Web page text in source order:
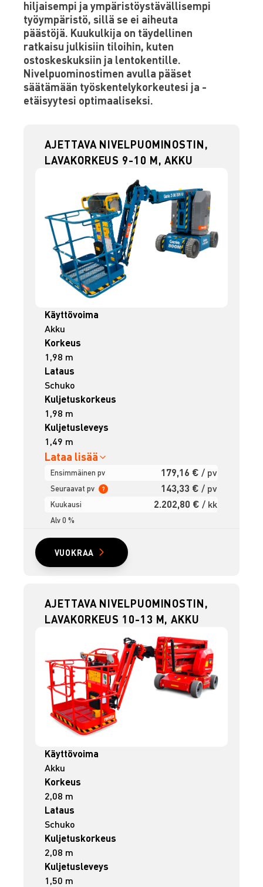
hiljaisempi ja ympäristöystävällisempi
työympäristö, sillä se ei aiheuta
päästöjä. Kuukulkija on täydellinen
ratkaisu julkisiin tiloihin, kuten
ostoskeskuksiin ja lentokentille.
Nivelpuominostimen avulla pääset
säätämään työskentelykorkeutesi ja -
etäisyytesi optimaaliseksi.
AJETTAVA NIVELPUOMINOSTIN,
LAVAKORKEUS 9-10 M, AKKU
Käyttövoima
Akku
Korkeus
1,98 m
Lataus
Schuko
Kuljetuskorkeus
1,98 m
Kuljetusleveys
1,49 m
Lataa lisää
Ensimmäinen pv 179,16 € / pv
Seuraavat pv ? 143,33 € / pv
Kuukausi 2.202,80 € / kk
Alv 0 %
VUOKRAA
AJETTAVA NIVELPUOMINOSTIN,
LAVAKORKEUS 10-13 M, AKKU
Käyttövoima
Akku
Korkeus
2,08 m
Lataus
Schuko
Kuljetuskorkeus
2,08 m
Kuljetusleveys
1,50 m